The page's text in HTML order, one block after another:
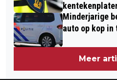
Minderjarige
auto op kop
Meer